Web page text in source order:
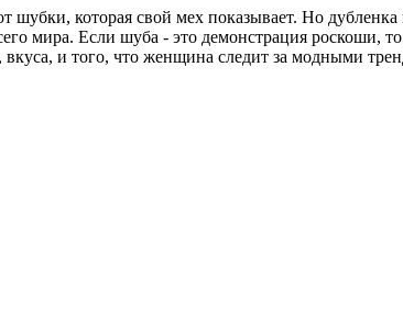
шубки, которая свой мех показывает. Но
мира. Если шуба - это демонстрация роскоши,
и того, что женщина следит за модными